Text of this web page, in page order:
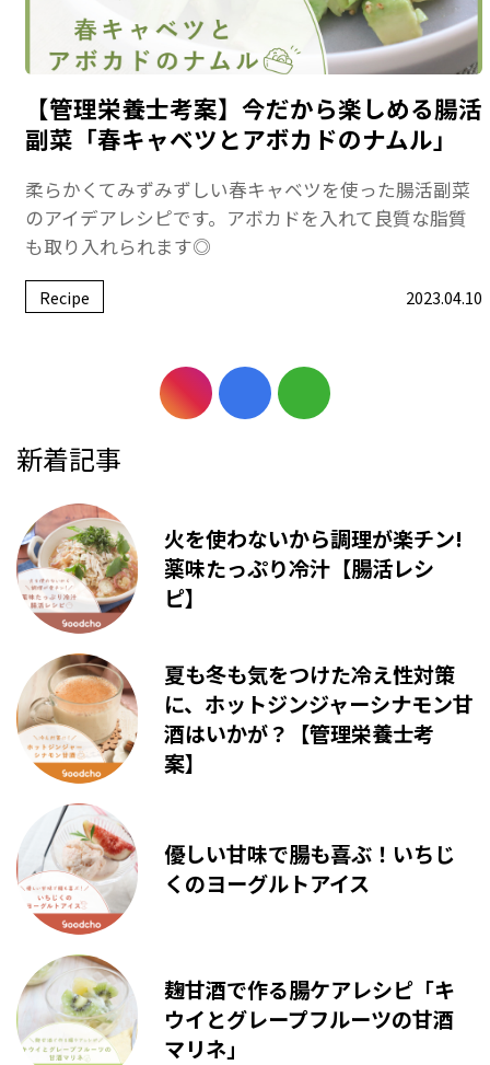
【管理栄養士考案】今だから楽しめる腸活
副菜「春キャベツとアボカドのナムル」
柔らかくてみずみずしい春キャベツを使った腸活副菜
のアイデアレシピです。アボカドを入れて良質な脂質
も取り入れられます◎
Recipe 2023.04.10
新着記事
火を使わないから調理が楽チン!
薬味たっぷり冷汁【腸活レシ
ピ】
夏も冬も気をつけた冷え性対策
に、ホットジンジャーシナモン甘
酒はいかが？【管理栄養士考
案】
優しい甘味で腸も喜ぶ！いちじ
くのヨーグルトアイス
麹甘酒で作る腸ケアレシピ「キ
ウイとグレープフルーツの甘酒
マリネ」